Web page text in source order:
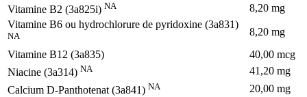
Vitamine B2 (3a825i) NA
8,20 mg
Vitamine B6 ou hydrochlorure de pyridoxine (3a831)
NA
8,20 mg
Vitamine B12 (3a835)
40,00 mcg
Niacine (3a314) NA
41,20 mg
Calcium D-Panthotenat (3a841) NA
20,00 mg